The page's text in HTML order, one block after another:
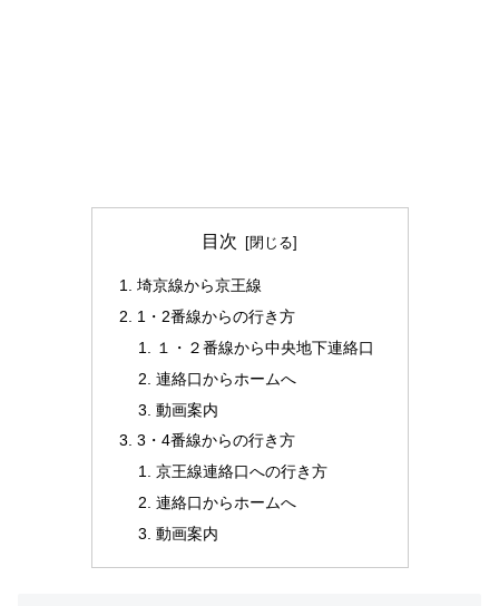
目次
埼京線から京王線
1・2番線からの行き方
１・２番線から中央地下連絡口
連絡口からホームへ
動画案内
3・4番線からの行き方
京王線連絡口への行き方
連絡口からホームへ
動画案内